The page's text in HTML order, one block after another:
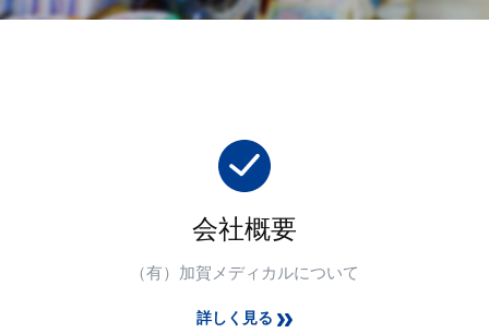
会社概要
（有）加賀メディカルについて
詳しく見る